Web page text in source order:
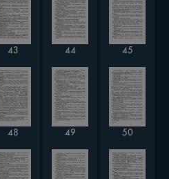
43 44 45
48 49 50